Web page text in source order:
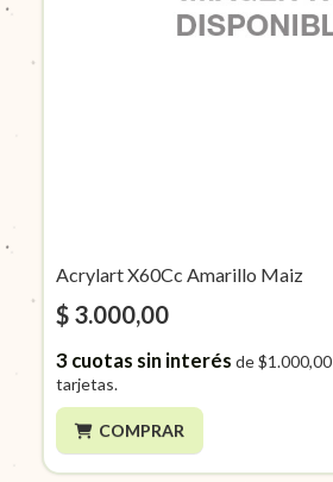
Acrylart X60Cc Amarillo Maiz
$ 3.000,00
3cuotas sin interés de$1.000,00
tarjetas.
COMPRAR